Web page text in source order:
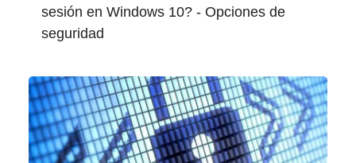
sesión en Windows 10? - Opciones de
seguridad